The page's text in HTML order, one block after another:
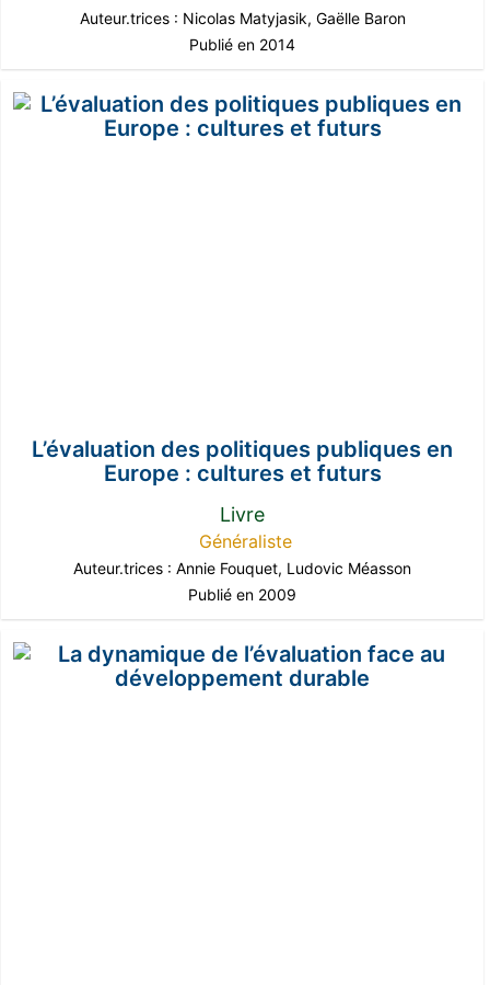
Auteur.trices : Nicolas Matyjasik, Gaëlle Baron
Publié en 2014
L’évaluation des politiques publiques en
Europe : cultures et futurs
Livre
Généraliste
Auteur.trices : Annie Fouquet, Ludovic Méasson
Publié en 2009